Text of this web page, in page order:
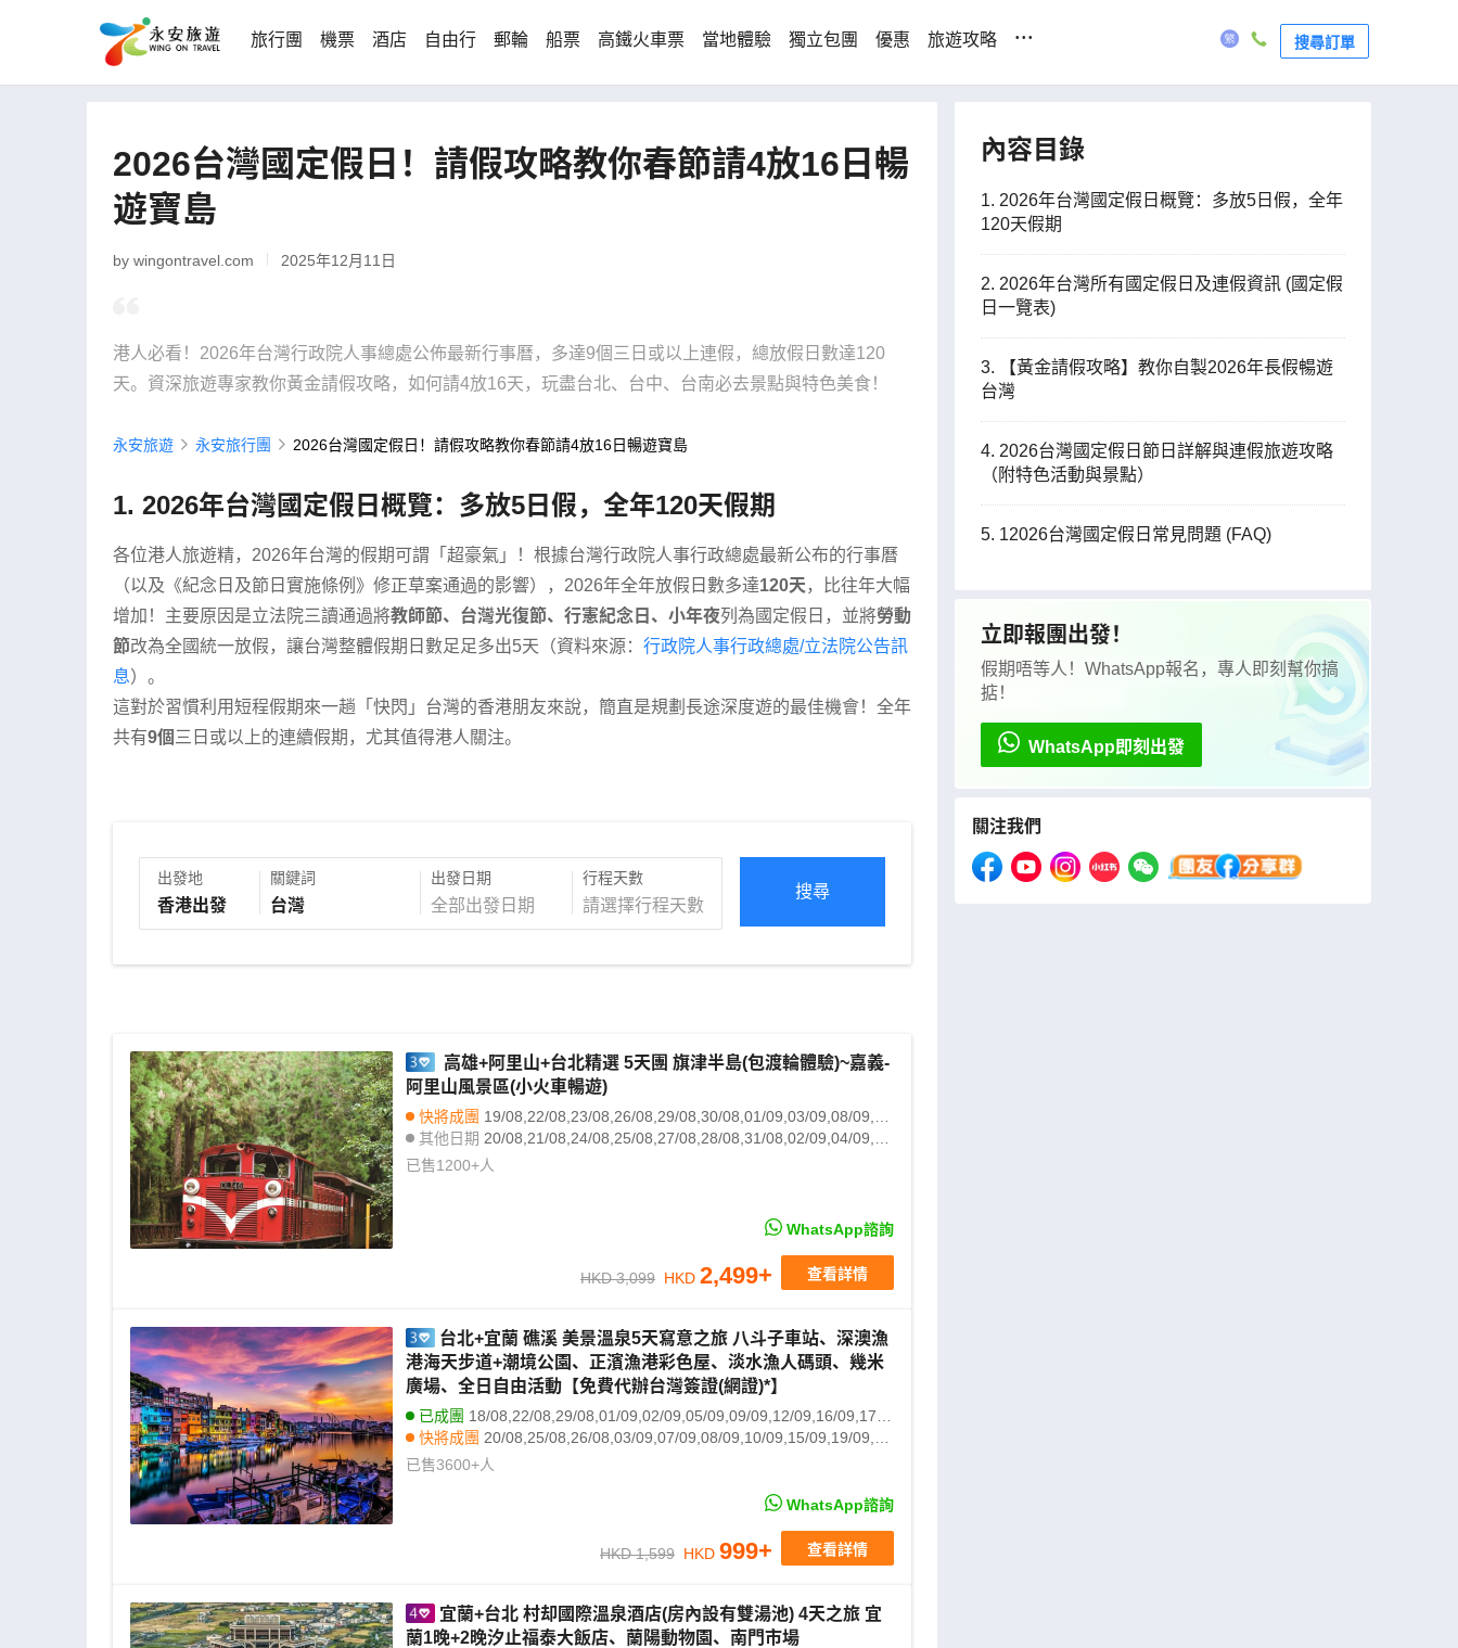
旅行團 機票 酒店 自由行 郵輪 船票 高鐵火車票 當地體驗 獨立包團 優惠 旅遊攻略 ... 搜尋訂單
2026台灣國定假日！請假攻略教你春節請4放16日暢
遊寶島
by wingontravel.com 2025年12月11日
港人必看！2026年台灣行政院人事總處公佈最新行事曆，多達9個三日或以上連假，總放假日數達120
天。資深旅遊專家教你黃金請假攻略，如何請4放16天，玩盡台北、台中、台南必去景點與特色美食！
永安旅遊 永安旅行團 2026台灣國定假日！請假攻略教你春節請4放16日暢遊寶島
1. 2026年台灣國定假日概覽：多放5日假，全年120天假期
各位港人旅遊精，2026年台灣的假期可謂「超豪氣」！根據台灣行政院人事行政總處最新公布的行事曆
（以及《紀念日及節日實施條例》修正草案通過的影響），2026年全年放假日數多達120天 ，比往年大幅
增加！主要原因是立法院三讀通過將教師節、台灣光復節、行憲紀念日、小年夜列為國定假日，並將勞動
節改為全國統一放假，讓台灣整體假期日數足足多出5天（資料來源： 行政院人事行政總處/立法院公告訊
息）。
這對於習慣利用短程假期來一趟「快閃」台灣的香港朋友來說，簡直是規劃長途深度遊的最佳機會！全年
共有9個 三日或以上的連續假期，尤其值得港人關注。
出發地 關鍵詞 出發日期 行程天數
搜尋
高雄+阿里山+台北精選 5天團 旗津半島(包渡輪體驗)~嘉義-
阿里山風景區(小火車暢遊)
快將成團 19/08,22/08,23/08,26/08,29/08,30/08,01/09,03/09,08/09,10/09,15/09,17/09,22/09,24/09,27/09,20/10,20/12,21/12,23/12,24/12
其他日期 20/08,21/08,24/08,25/08,27/08,28/08,31/08,02/09,04/09,05/09,06/09,07/09,09/09,11/09,12/09,13/09,14/09,16/09,18/09,19/09
已售1200+人
HKD 3,099 HKD 2,499+ 查看詳情
WhatsApp諮詢
台北+宜蘭 礁溪 美景溫泉5天寫意之旅 八斗子車站、深澳漁
港海天步道+潮境公園、正濱漁港彩色屋、淡水漁人碼頭、幾米
廣場、全日自由活動【免費代辦台灣簽證(網證)*】
已成團 18/08,22/08,29/08,01/09,02/09,05/09,09/09,12/09,16/09,17/09,22/09,24/09,06/10,08/10,13/10,15/10,20/10,14/11
快將成團 20/08,25/08,26/08,03/09,07/09,08/09,10/09,15/09,19/09,20/09,23/09,26/09,27/09,29/09,30/09,04/10,07/10,10/10,14/10,17/10
其他日期 21/08,23/08,24/08,28/08,30/08,31/08,04/09,06/09,11/09,13/09,14/09,18/09,21/09,25/09,28/09,01/10,02/10,03/10,05/10,09/10
已售3600+人
HKD 1,599 HKD 999+ 查看詳情
WhatsApp諮詢
宜蘭+台北 村却國際溫泉酒店(房內設有雙湯池) 4天之旅 宜
蘭1晚+2晚汐止福泰大飯店、蘭陽動物園、南門市場
內容目錄
1. 2026年台灣國定假日概覽：多放5日假，全年
120天假期
2. 2026年台灣所有國定假日及連假資訊 (國定假
日一覽表)
3. 【黃金請假攻略】教你自製2026年長假暢遊
台灣
4. 2026台灣國定假日節日詳解與連假旅遊攻略
（附特色活動與景點）
5. 12026台灣國定假日常見問題 (FAQ)
立即報團出發！
假期唔等人！WhatsApp報名，專人即刻幫你搞
掂！
WhatsApp即刻出發
關注我們